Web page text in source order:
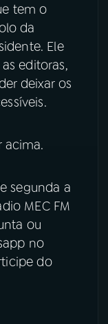
tem o
da
Ele
editoras,
deixar os
acima.
segunda a
MEC FM
ou
no
do